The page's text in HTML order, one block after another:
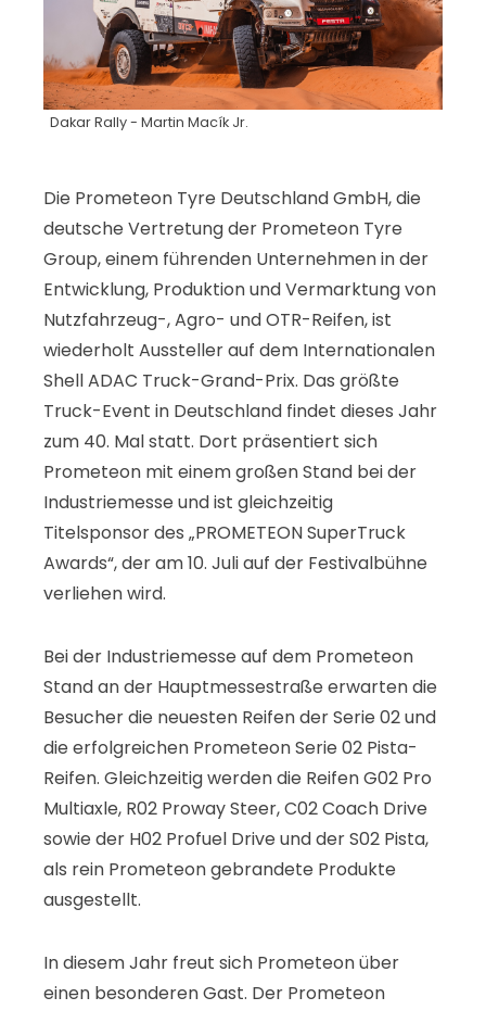
Dakar Rally - Martin Macík Jr.
Die Prometeon Tyre Deutschland GmbH, die
deutsche Vertretung der Prometeon Tyre
Group, einem führenden Unternehmen in der
Entwicklung, Produktion und Vermarktung von
Nutzfahrzeug-, Agro- und OTR-Reifen, ist
wiederholt Aussteller auf dem Internationalen
Shell ADAC Truck-Grand-Prix. Das größte
Truck-Event in Deutschland findet dieses Jahr
zum 40. Mal statt. Dort präsentiert sich
Prometeon mit einem großen Stand bei der
Industriemesse und ist gleichzeitig
Titelsponsor des „PROMETEON SuperTruck
Awards“, der am 10. Juli auf der Festivalbühne
verliehen wird.
Bei der Industriemesse auf dem Prometeon
Stand an der Hauptmessestraße erwarten die
Besucher die neuesten Reifen der Serie 02 und
die erfolgreichen Prometeon Serie 02 Pista-
Reifen. Gleichzeitig werden die Reifen G02 Pro
Multiaxle, R02 Proway Steer, C02 Coach Drive
sowie der H02 Profuel Drive und der S02 Pista,
als rein Prometeon gebrandete Produkte
ausgestellt.
In diesem Jahr freut sich Prometeon über
einen besonderen Gast. Der Prometeon